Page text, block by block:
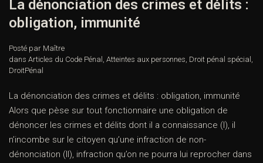
La dénonciation des crimes et délits :
obligation, immunité
Posté par Maître
dans Articles du Code Pénal , Atteintes aux personnes, Droit pénal spécial ,
DroitPénal
La dénonciation des crimes et délits : obligation, immunité
Alors que pèse sur tout fonctionnaire une obligation de
dénoncer les crimes et délits dont il a connaissance (I), il
n’incombe sur le citoyen qu’une infraction de non-
dénonciation (II), infraction qu’on ne pourra lui reprocher dans